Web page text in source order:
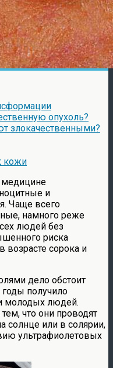
опухоль?
злокачественными?
кожи
медицине
и
Чаще всего
намного реже
людей без
риска
сорока и
дело обстоит
годы получило
молодых людей.
что они проводят
солнце или в солярии,
ультрафиолетовых